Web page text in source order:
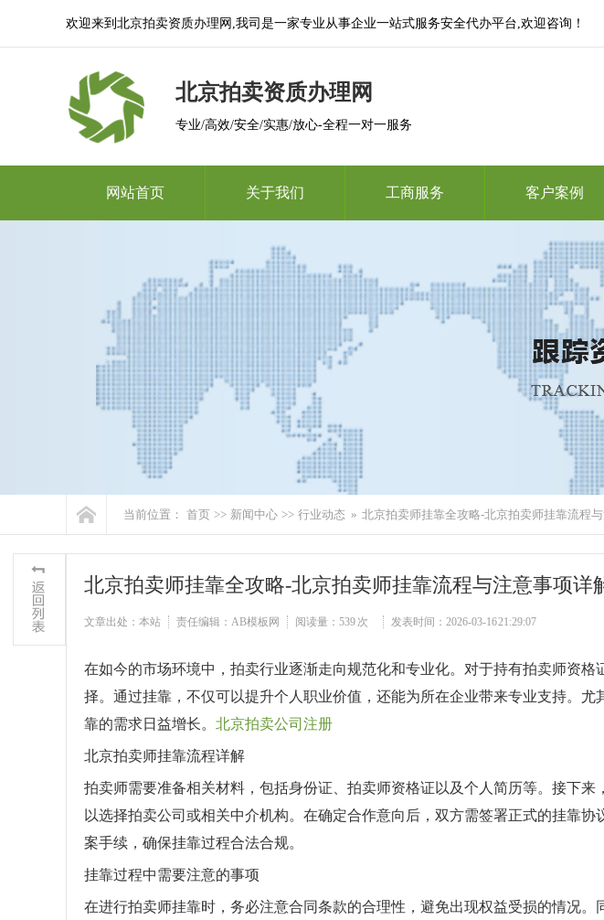
欢迎来到北京拍卖资质办理网,我司是一家专业从事企业一站式服务安全代办平台,欢迎咨询！
北京拍卖资质办理网
专业/高效/安全/实惠/放心-全程一对一服务
网站首页 关于我们 工商服务 客户案例
当前位置： 首页 >> 新闻中心 >> 行业动态 » 北京拍卖师挂靠全攻略-北京拍卖师挂靠流程
北京拍卖师挂靠全攻略-北京拍卖师挂靠流程与注意事项详
文章出处：本站 责任编辑：AB模板网 阅读量： 539 次 发表时间：2026-03-16 21:29:07
在如今的市场环境中，拍卖行业逐渐走向规范化和专业化。对于持有拍卖师资
择。通过挂靠，不仅可以提升个人职业价值，还能为所在企业带来专业支持。
靠的需求日益增长。 北京拍卖公司注册
北京拍卖师挂靠流程详解
拍卖师需要准备相关材料，包括身份证、拍卖师资格证以及个人简历等。接下
以选择拍卖公司或相关中介机构。在确定合作意向后，双方需签署正式的挂靠
案手续，确保挂靠过程合法合规。
挂靠过程中需要注意的事项
在进行拍卖师挂靠时，务必注意合同条款的合理性，避免出现权益受损的情况